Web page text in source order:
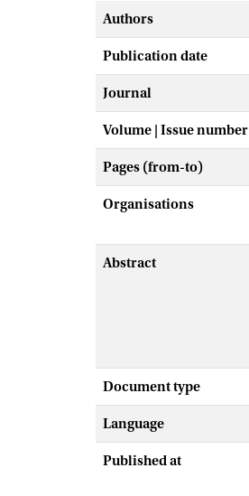
Authors
Publication date
Journal
Volume | Issue number
Pages (from-to)
Organisations
Abstract
Document type
Language
Published at